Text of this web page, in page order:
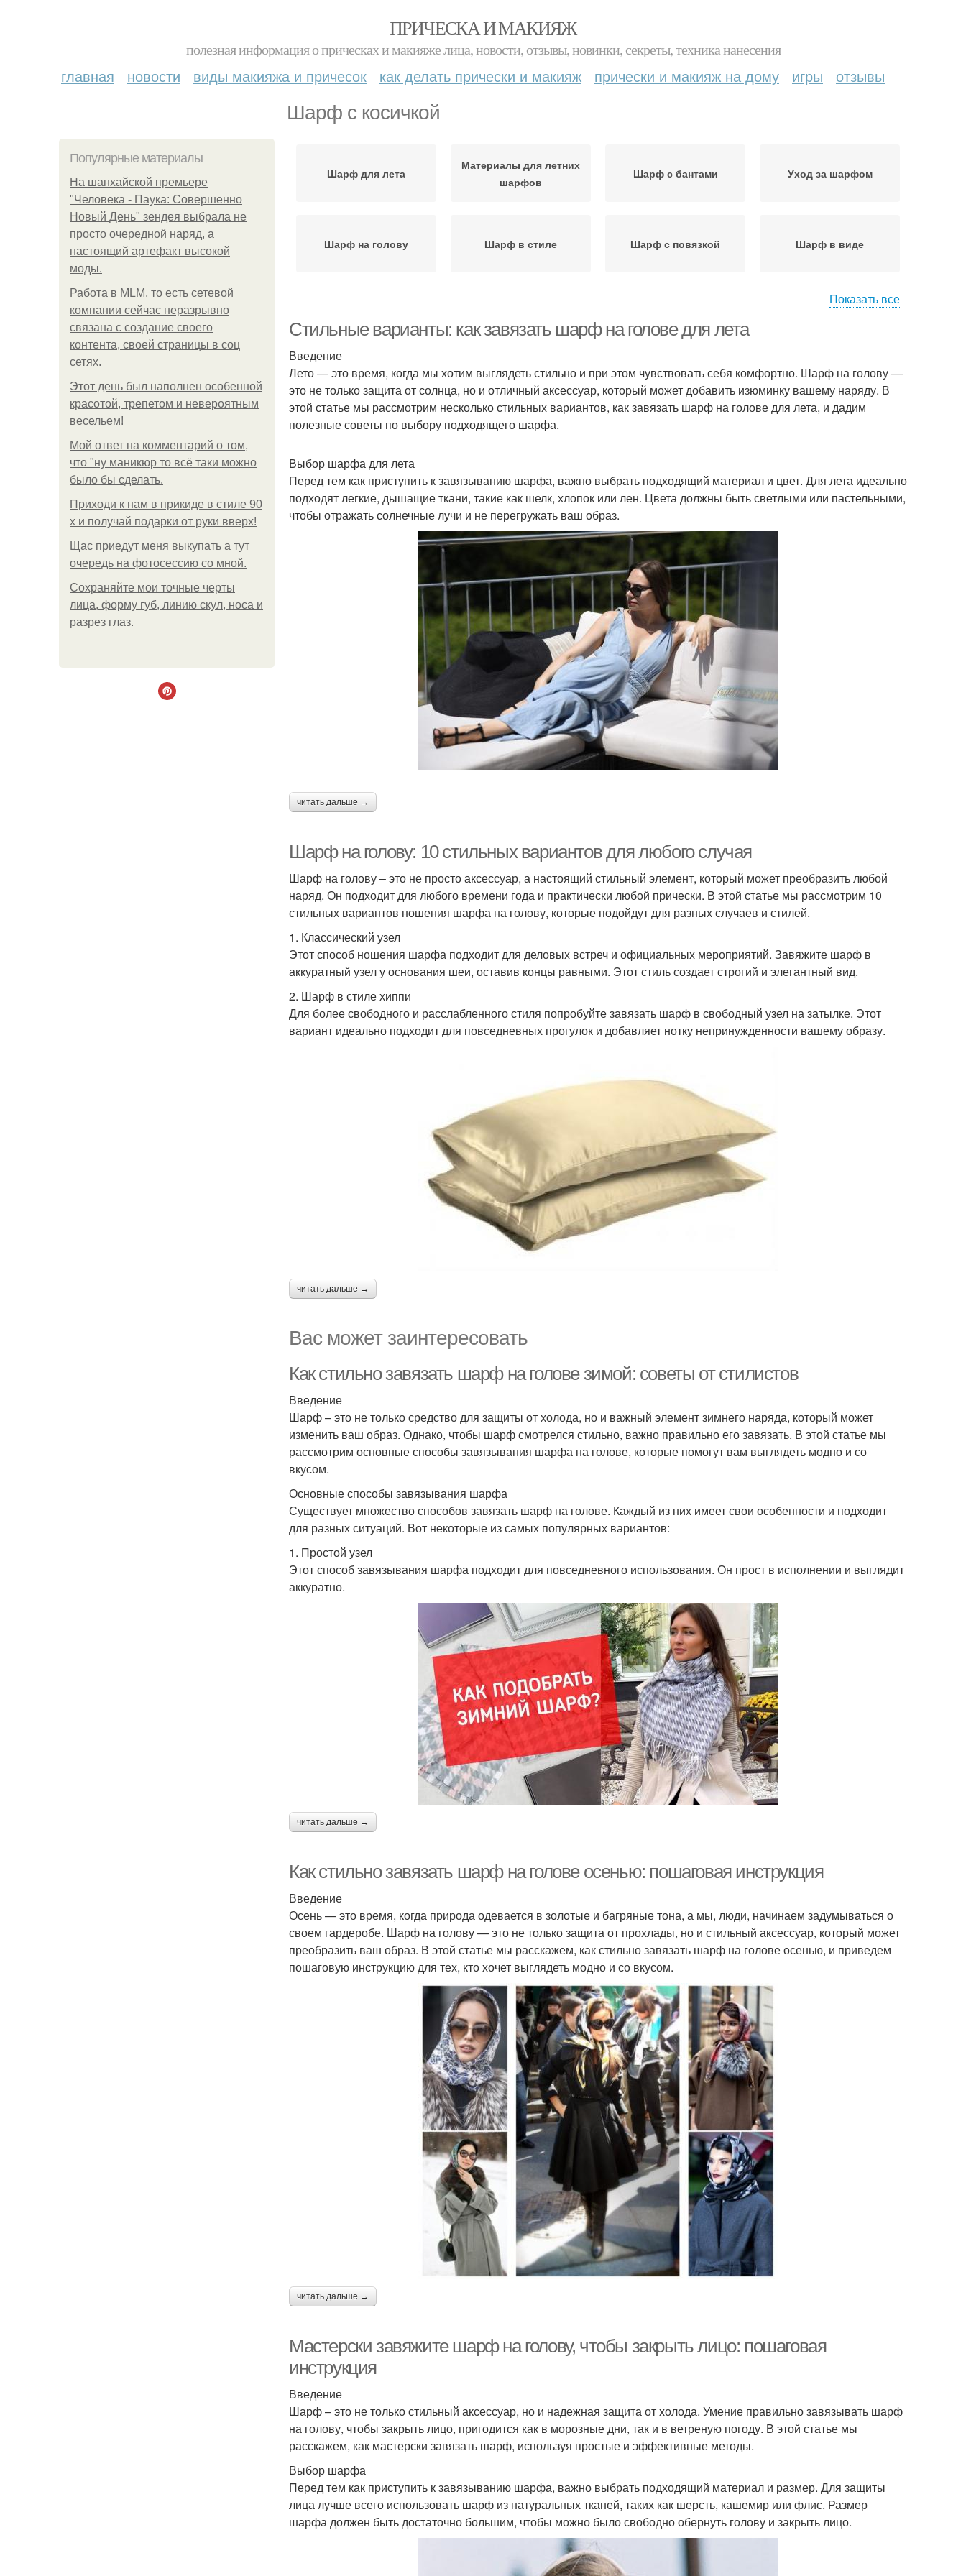
ПРИЧЕСКА И МАКИЯЖ
полезная информация о прическах и макияже лица, новости, отзывы, новинки, секреты, техника нанесения
главная новости виды макияжа и причесок как делать прически и макияж прически и макияж на дому игры отзывы
Шарф с косичкой
Популярные материалы
На шанхайской премьере
"Человека - Паука: Совершенно
Новый День" зендея выбрала не
просто очередной наряд, а
настоящий артефакт высокой
моды.
Работа в MLM, то есть сетевой
компании сейчас неразрывно
связана с создание своего
контента, своей страницы в соц
сетях.
Этот день был наполнен особенной
красотой, трепетом и невероятным
весельем!
Мой ответ на комментарий о том,
что "ну маникюр то всё таки можно
было бы сделать.
Приходи к нам в прикиде в стиле 90
х и получай подарки от руки вверх!
Щас приедут меня выкупать а тут
очередь на фотосессию со мной.
Сохраняйте мои точные черты
лица, форму губ, линию скул, носа и
разрез глаз.
Шарф для лета
Материалы для летних
шарфов
Шарф с бантами Уход за шарфом
Шарф на голову Шарф в стиле Шарф с повязкой Шарф в виде
случаев
Показать все
Стильные варианты: как завязать шарф на голове для лета
Введение
Лето — это время, когда мы хотим выглядеть стильно и при этом чувствовать себя комфортно. Шарф на голову —
это не только защита от солнца, но и отличный аксессуар, который может добавить изюминку вашему наряду. В
этой статье мы рассмотрим несколько стильных вариантов, как завязать шарф на голове для лета, и дадим
полезные советы по выбору подходящего шарфа.
Выбор шарфа для лета
Перед тем как приступить к завязыванию шарфа, важно выбрать подходящий материал и цвет. Для лета идеально
подходят легкие, дышащие ткани, такие как шелк, хлопок или лен. Цвета должны быть светлыми или пастельными,
чтобы отражать солнечные лучи и не перегружать ваш образ.
читать дальше →
Шарф на голову: 10 стильных вариантов для любого случая
Шарф на голову – это не просто аксессуар, а настоящий стильный элемент, который может преобразить любой
наряд. Он подходит для любого времени года и практически любой прически. В этой статье мы рассмотрим 10
стильных вариантов ношения шарфа на голову, которые подойдут для разных случаев и стилей.
1. Классический узел
Этот способ ношения шарфа подходит для деловых встреч и официальных мероприятий. Завяжите шарф в
аккуратный узел у основания шеи, оставив концы равными. Этот стиль создает строгий и элегантный вид.
2. Шарф в стиле хиппи
Для более свободного и расслабленного стиля попробуйте завязать шарф в свободный узел на затылке. Этот
вариант идеально подходит для повседневных прогулок и добавляет нотку непринужденности вашему образу.
читать дальше →
Вас может заинтересовать
Как стильно завязать шарф на голове зимой: советы от стилистов
Введение
Шарф – это не только средство для защиты от холода, но и важный элемент зимнего наряда, который может
изменить ваш образ. Однако, чтобы шарф смотрелся стильно, важно правильно его завязать. В этой статье мы
рассмотрим основные способы завязывания шарфа на голове, которые помогут вам выглядеть модно и со
вкусом.
Основные способы завязывания шарфа
Существует множество способов завязать шарф на голове. Каждый из них имеет свои особенности и подходит
для разных ситуаций. Вот некоторые из самых популярных вариантов:
1. Простой узел
Этот способ завязывания шарфа подходит для повседневного использования. Он прост в исполнении и выглядит
аккуратно.
читать дальше →
Как стильно завязать шарф на голове осенью: пошаговая инструкция
Введение
Осень — это время, когда природа одевается в золотые и багряные тона, а мы, люди, начинаем задумываться о
своем гардеробе. Шарф на голову — это не только защита от прохлады, но и стильный аксессуар, который может
преобразить ваш образ. В этой статье мы расскажем, как стильно завязать шарф на голове осенью, и приведем
пошаговую инструкцию для тех, кто хочет выглядеть модно и со вкусом.
читать дальше →
Мастерски завяжите шарф на голову, чтобы закрыть лицо: пошаговая
инструкция
Введение
Шарф – это не только стильный аксессуар, но и надежная защита от холода. Умение правильно завязывать шарф
на голову, чтобы закрыть лицо, пригодится как в морозные дни, так и в ветреную погоду. В этой статье мы
расскажем, как мастерски завязать шарф, используя простые и эффективные методы.
Выбор шарфа
Перед тем как приступить к завязыванию шарфа, важно выбрать подходящий материал и размер. Для защиты
лица лучше всего использовать шарф из натуральных тканей, таких как шерсть, кашемир или флис. Размер
шарфа должен быть достаточно большим, чтобы можно было свободно обернуть голову и закрыть лицо.